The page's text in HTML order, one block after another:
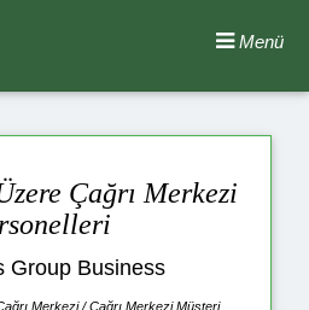
Menü
Çağrı Merkezi
Group Business
Merkezi / Çağrı Merkezi Müşteri